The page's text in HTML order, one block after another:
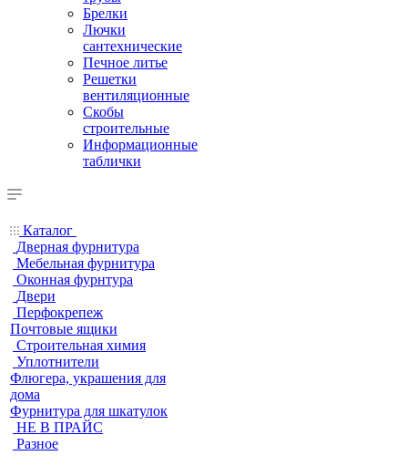
Брелки
Лючки
сантехнические
Печное литье
Решетки
вентиляционные
Скобы
строительные
Информационные
таблички
Каталог
Дверная фурнитура
Мебельная фурнитура
Оконная фурнтура
Двери
Перфокрепеж
Почтовые ящики
Строительная химия
Уплотнители
Флюгера, украшения для
дома
Фурнитура для шкатулок
НЕ В ПРАЙС
Разное